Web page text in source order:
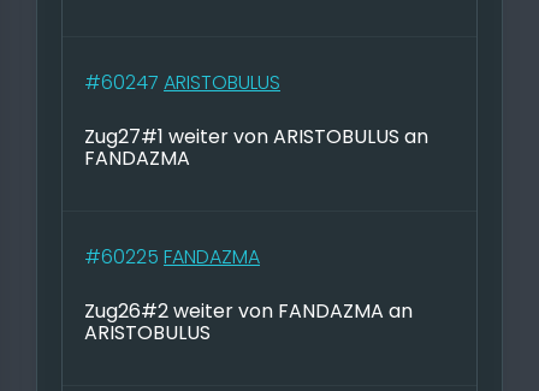
#60247 ARISTOBULUS
Zug27#1 weiter von ARISTOBULUS an
FANDAZMA
#60225 FANDAZMA
Zug26#2 weiter von FANDAZMA an
ARISTOBULUS